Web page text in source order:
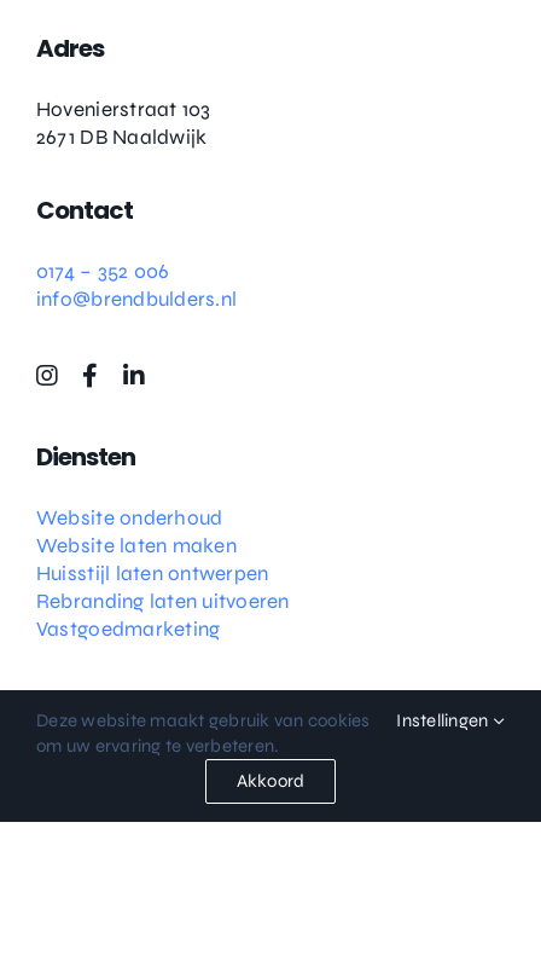
Adres
Hovenierstraat 103
2671 DB Naaldwijk
Contact
0174 – 352 006
info@brendbulders.nl
Diensten
Website onderhoud
Website laten maken
Huisstijl laten ontwerpen
Rebranding laten uitvoeren
Vastgoedmarketing
Deze website maakt gebruik van cookies
om uw ervaring te verbeteren.
Instellingen
Akkoord